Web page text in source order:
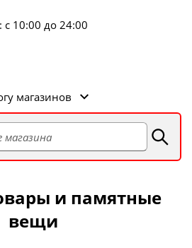
10:00 до 24:00
магазинов
и памятные
вещи